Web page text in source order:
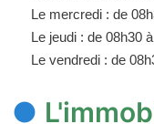
Le mercredi : de
Le jeudi : de 08h30
Le vendredi : de